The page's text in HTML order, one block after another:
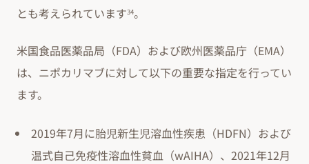
とも考えられています34。
米国食品医薬品局（FDA）および欧州医薬品庁（EMA）
は、ニポカリマブに対して以下の重要な指定を行ってい
ます。
2019年7月に胎児新生児溶血性疾患（HDFN）および
温式自己免疫性溶血性貧血（wAIHA）、2021年12月